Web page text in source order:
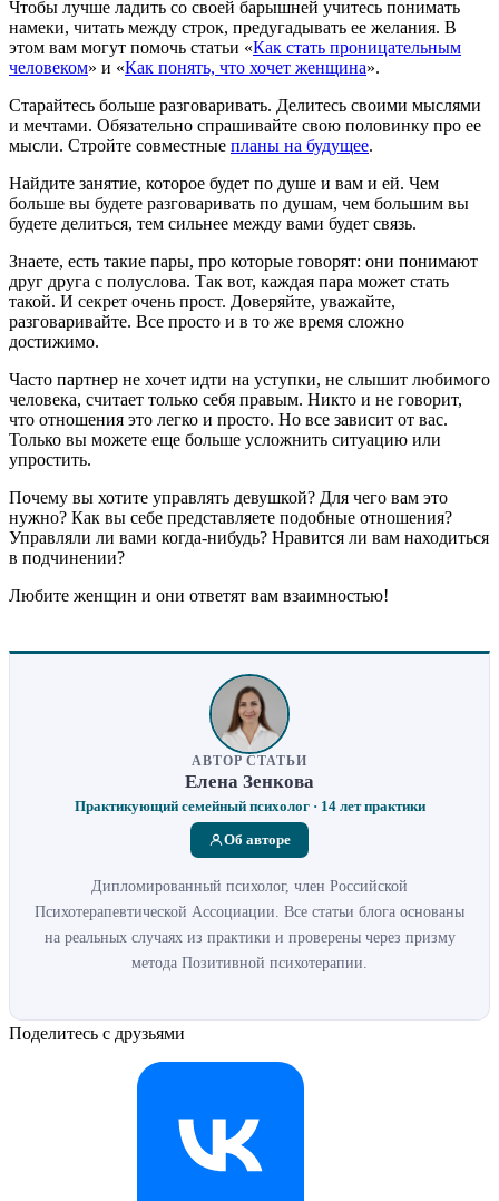
Чтобы лучше ладить со своей барышней учитесь понимать
намеки, читать между строк, предугадывать ее желания. В
этом вам могут помочь статьи «Как стать проницательным
человеком» и «Как понять, что хочет женщина».
Старайтесь больше разговаривать. Делитесь своими мыслями
и мечтами. Обязательно спрашивайте свою половинку про ее
мысли. Стройте совместные планы на будущее.
Найдите занятие, которое будет по душе и вам и ей. Чем
больше вы будете разговаривать по душам, чем большим вы
будете делиться, тем сильнее между вами будет связь.
Знаете, есть такие пары, про которые говорят: они понимают
друг друга с полуслова. Так вот, каждая пара может стать
такой. И секрет очень прост. Доверяйте, уважайте,
разговаривайте. Все просто и в то же время сложно
достижимо.
Часто партнер не хочет идти на уступки, не слышит любимого
человека, считает только себя правым. Никто и не говорит,
что отношения это легко и просто. Но все зависит от вас.
Только вы можете еще больше усложнить ситуацию или
упростить.
Почему вы хотите управлять девушкой? Для чего вам это
нужно? Как вы себе представляете подобные отношения?
Управляли ли вами когда-нибудь? Нравится ли вам находиться
в подчинении?
Любите женщин и они ответят вам взаимностью!
АВТОР СТАТЬИ
Елена Зенкова
Практикующий семейный психолог · 14 лет практики
Об авторе
Дипломированный психолог, член Российской
Психотерапевтической Ассоциации. Все статьи блога основаны
на реальных случаях из практики и проверены через призму
метода Позитивной психотерапии.
Поделитесь с друзьями